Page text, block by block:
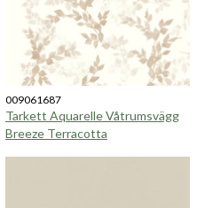
009061687
Tarkett Aquarelle Våtrumsvägg
Breeze Terracotta